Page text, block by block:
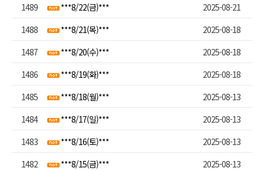
1489
***8/22(금)***
2025-08-21
1488
***8/21(목)***
2025-08-18
1487
***8/20(수)***
2025-08-18
1486
***8/19(화)***
2025-08-18
1485
***8/18(월)***
2025-08-13
1484
***8/17(일)***
2025-08-13
1483
***8/16(토)***
2025-08-13
1482
***8/15(금)*** 2025-08-13